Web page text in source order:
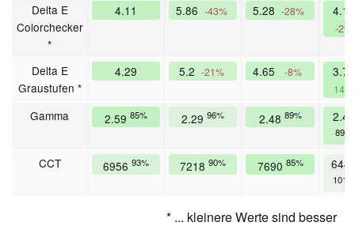
Delta E
Colorchecker
*
4.11 5.86 -43% 5.28 -28% 4.18
-2%
Delta E
Graustufen *
4.29 5.2 -21% 4.65 -8% 3.71
14%
Gamma 2.59 85% 2.29 96% 2.48 89% 2.48
89%
CCT 6956 93% 7218 90% 7690 85%
101%
* ... kleinere Werte sind besser